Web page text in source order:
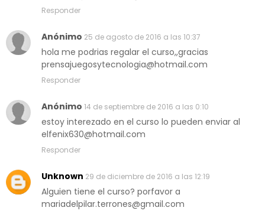
Responder
Anónimo 25 de agosto de 2016 a las 10:37
hola me podrias regalar el curso,,gracias
prensajuegosytecnologia@hotmail.com
Responder
Anónimo 14 de septiembre de 2016 a las 0:10
estoy interezado en el curso lo pueden enviar al
elfenix630@hotmail.com
Responder
Unknown 29 de diciembre de 2016 a las 12:19
Alguien tiene el curso? porfavor a
mariadelpilar.terrones@gmail.com